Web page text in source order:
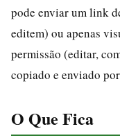
pode enviar um link
editem) ou apenas
permissão (editar,
copiado e enviado
O Que Fica